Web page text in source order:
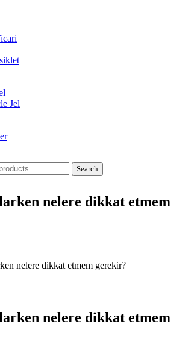
Jel
nelere dikkat etmem
nelere dikkat etmem gerekir?
nelere dikkat etmem